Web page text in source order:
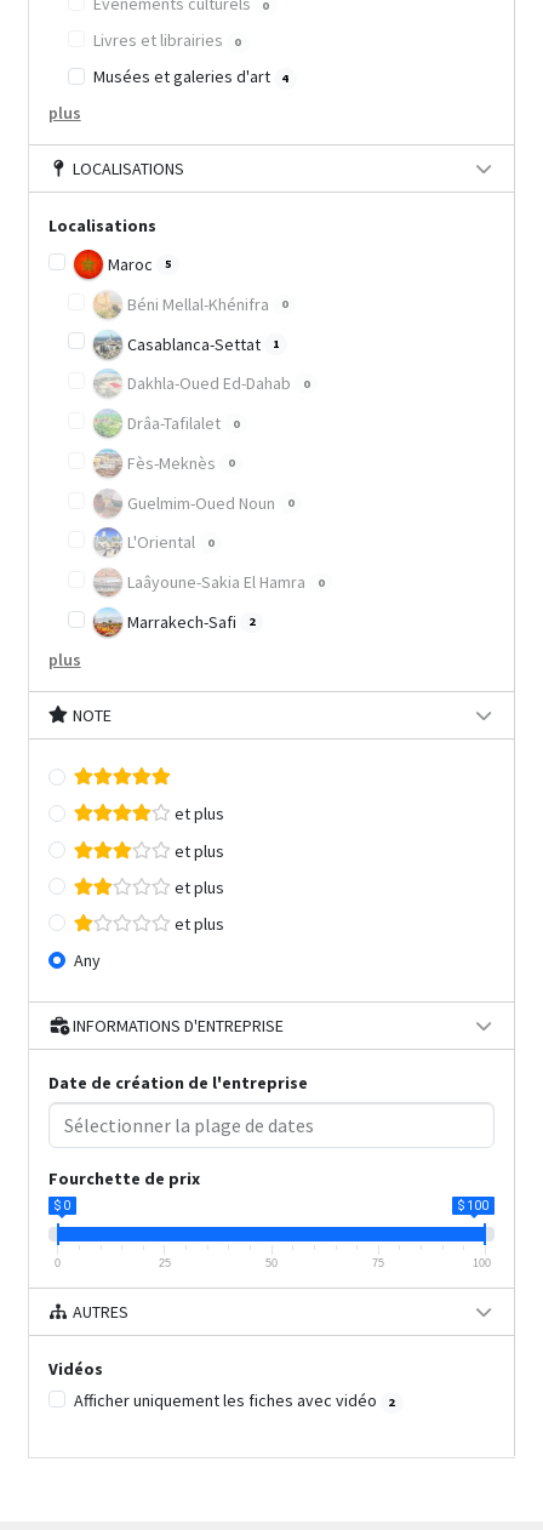
0
Livres et librairies 0
Musées et galeries d'art 4
plus
LOCALISATIONS
Localisations
Maroc
5
Béni Mellal-Khénifra 0
Casablanca-Settat 1
Dakhla-Oued Ed-Dahab 0
Drâa-Tafilalet 0
Fès-Meknès 0
Guelmim-Oued Noun 0
L'Oriental 0
Laâyoune-Sakia El Hamra 0
Marrakech-Safi 2
plus
NOTE
et plus
et plus
et plus
et plus
Any
INFORMATIONS D'ENTREPRISE
Date de création de l'entreprise
Fourchette de prix
$ 0 $ 100
0 25 50 75 100
AUTRES
Vidéos
Afficher uniquement les fiches avec vidéo
2